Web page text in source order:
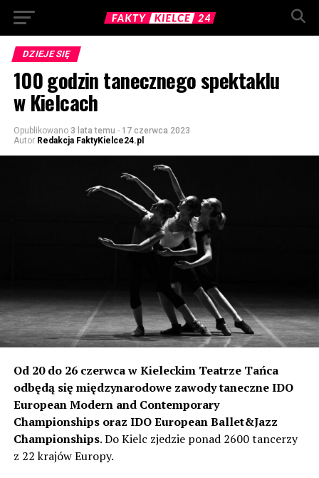
DZIEJE SIĘ
100 godzin tanecznego spektaklu
w Kielcach
Opublikowano 3 lata temu - 17 czerwca 2023
Autor Redakcja FaktyKielce24.pl
Od 20 do 26 czerwca w Kieleckim Teatrze Tańca
odbędą się międzynarodowe zawody taneczne IDO
European Modern and Contemporary
Championships oraz IDO European Ballet&Jazz
Championships. Do Kielc zjedzie ponad 2600 tancerzy
z 22 krajów Europy.